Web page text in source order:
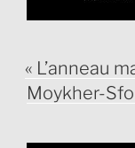
PUBLIÉ
LE
« L’anneau
Moykher-